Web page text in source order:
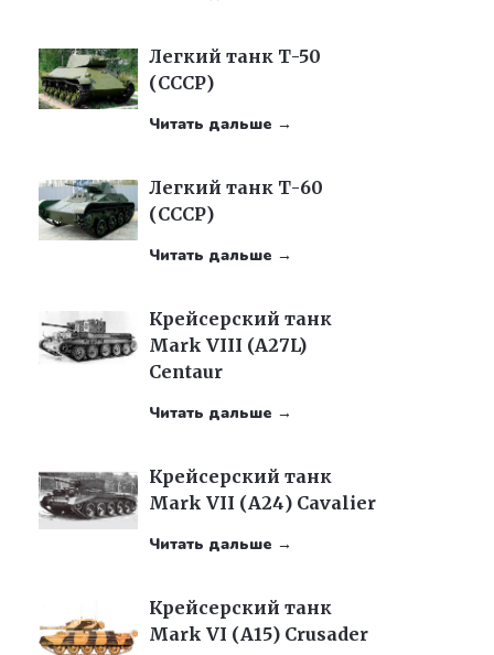
Легкий танк Т-50
(СССР)
Читать дальше →
Легкий танк Т-60
(СССР)
Читать дальше →
Крейсерский танк
Mark VIII (A27L)
Centaur
Читать дальше →
Крейсерский танк
Mark VII (А24) Cavalier
Читать дальше →
Крейсерский танк
Mark VI (А15) Crusader